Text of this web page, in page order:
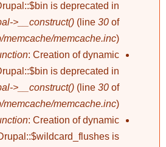
رسالة
الخطأ
is deprecated in
>__construct() (line 30 of
memcache.inc).
: Creation of dynamic
is deprecated in
>__construct() (line 30 of
memcache.inc).
: Creation of dynamic
is